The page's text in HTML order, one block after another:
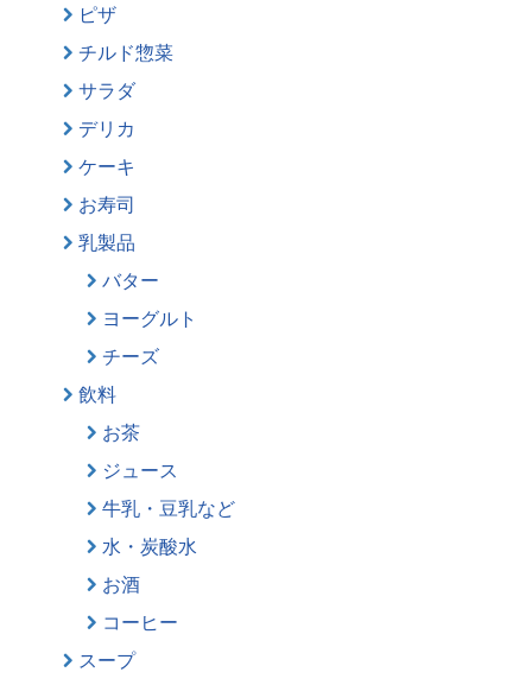
ピザ
チルド惣菜
サラダ
デリカ
ケーキ
お寿司
乳製品
バター
ヨーグルト
チーズ
飲料
お茶
ジュース
牛乳・豆乳など
水・炭酸水
お酒
コーヒー
スープ